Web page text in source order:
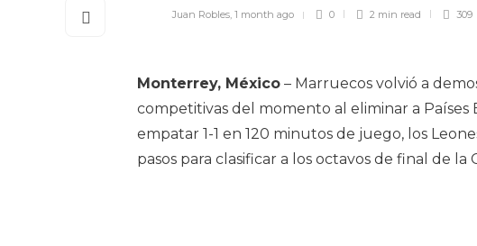
Juan Robles, 1 month ago 0 2 min read 309
Monterrey, México – Marruecos volvió a
competitivas del momento al eliminar a Países
empatar 1-1 en 120 minutos de juego, los
pasos para clasificar a los octavos de final de la